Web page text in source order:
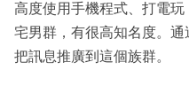
高度使用手機程式、打電
宅男群，有很高知名度。
把訊息推廣到這個族群。